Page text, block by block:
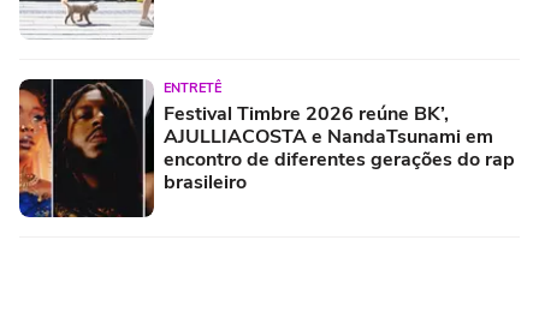
ENTRETÊ
Festival Timbre 2026 reúne BK’,
AJULLIACOSTA e NandaTsunami em
encontro de diferentes gerações do rap
brasileiro